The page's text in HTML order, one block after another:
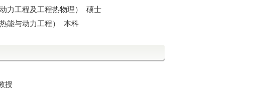
力工程及工程热物理） 硕士
能与动力工程） 本科
授